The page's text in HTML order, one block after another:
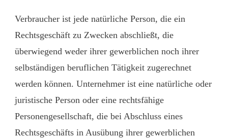
Verbraucher ist jede natürliche Person, die ein
Rechtsgeschäft zu Zwecken abschließt, die
überwiegend weder ihrer gewerblichen noch ihrer
selbständigen beruflichen Tätigkeit zugerechnet
werden können. Unternehmer ist eine natürliche oder
juristische Person oder eine rechtsfähige
Personengesellschaft, die bei Abschluss eines
Rechtsgeschäfts in Ausübung ihrer gewerblichen